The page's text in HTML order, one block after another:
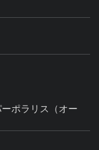
ポラリス（オー